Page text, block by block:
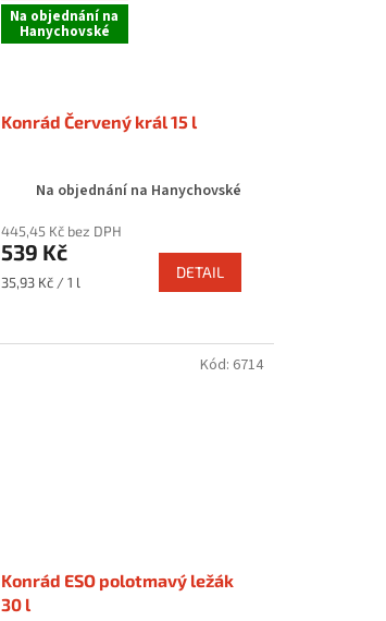
Na objednání na
Hanychovské
Konrád Červený král 15 l
Na objednání na Hanychovské
445,45 Kč bez DPH
539 Kč
Měrná
35,93 Kč / 1 l
DETAIL
Konrád ESO polotmavý ležák
30 l
Kód: 6714